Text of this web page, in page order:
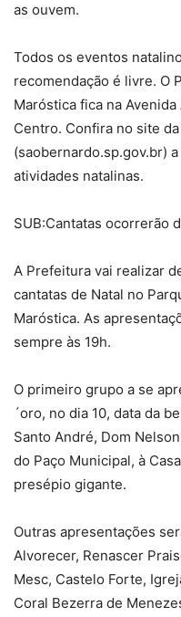
as ouvem.
Todos os eventos
recomendação é livre. O
Maróstica fica na
Centro. Confira no site
(saobernardo.sp.gov.br)
atividades natalinas.
SUB:Cantatas ocorrerão
A Prefeitura vai realizar
cantatas de Natal no
Maróstica. As
sempre às 19h.
O primeiro grupo a se
´oro, no dia 10, data da
Santo André, Dom
do Paço Municipal, à
presépio gigante.
Outras apresentações
Alvorecer, Renascer
Mesc, Castelo Forte,
Coral Bezerra de